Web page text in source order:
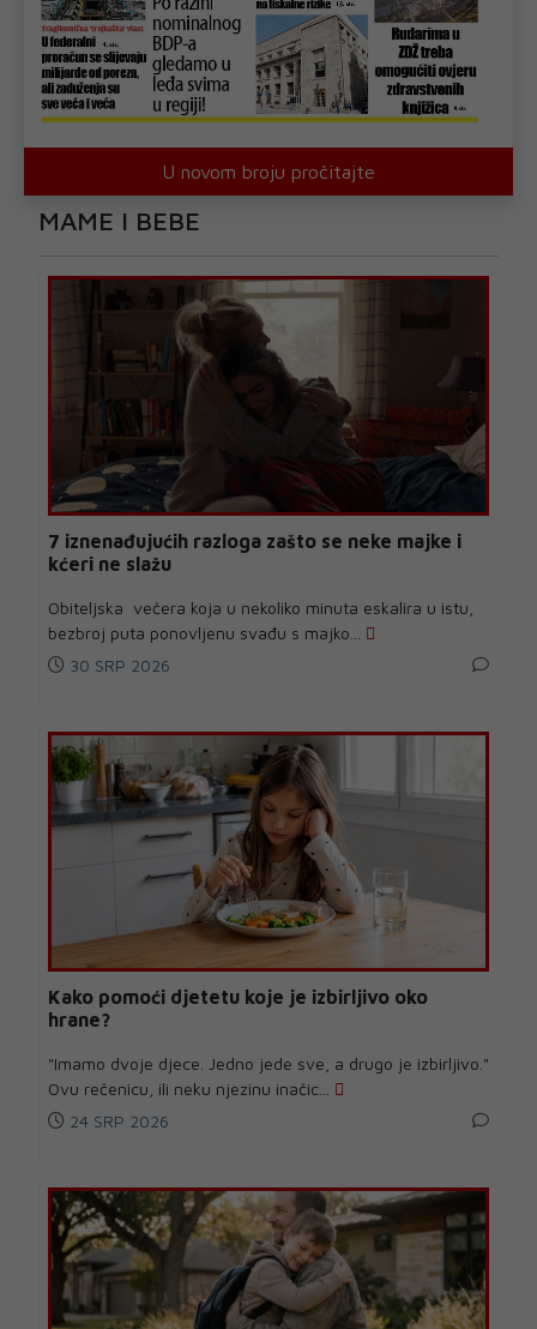
U novom broju pročitajte
MAME I BEBE
7 iznenađujućih razloga zašto se neke majke i
kćeri ne slažu
Obiteljska večera koja u nekoliko minuta eskalira u istu,
bezbroj puta ponovljenu svađu s majko...
30 SRP 2026
Kako pomoći djetetu koje je izbirljivo oko
hrane?
"Imamo dvoje djece. Jedno jede sve, a drugo je izbirljivo."
Ovu rečenicu, ili neku njezinu inačic...
24 SRP 2026